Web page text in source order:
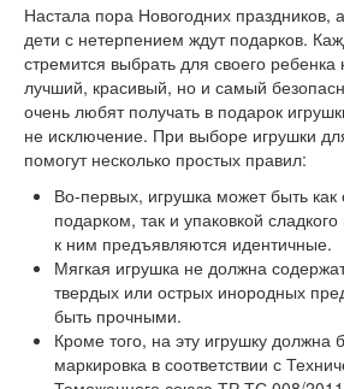
Настала пора Новогодних праздников,
дети с нетерпением ждут подарков.
стремится выбрать для своего
лучший, красивый, но и самый
очень любят получать в подарок
не исключение. При выборе игрушки
помогут несколько простых правил:
Во-первых, игрушка может быть
подарком, так и упаковкой
к ним предъявляются идентичные.
Мягкая игрушка не должна
твердых или острых инородных
быть прочными.
Кроме того, на эту игрушку должна
маркировка в соответствии с